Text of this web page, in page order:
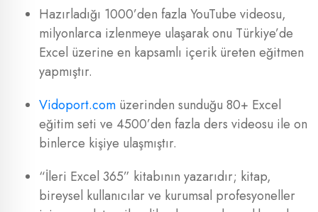
Hazırladığı 1000’den fazla YouTube videosu,
milyonlarca izlenmeye ulaşarak onu Türkiye’de
Excel üzerine en kapsamlı içerik üreten eğitmen
yapmıştır.
Vidoport.com üzerinden sunduğu 80+ Excel
eğitim seti ve 4500’den fazla ders videosu ile on
binlerce kişiye ulaşmıştır.
“İleri Excel 365” kitabının yazarıdır; kitap,
bireysel kullanıcılar ve kurumsal profesyoneller